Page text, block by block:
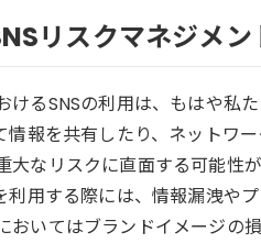
リスクマネジメ
けるSNSの利用は、もはや私
情報を共有したり、ネットワ
大なリスクに直面する可能性が
利用する際には、情報漏洩や
おいてはブランドイメージの